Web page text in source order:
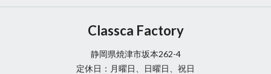
Classca Factory
静岡県焼津市坂本262-4
定休日：月曜日、日曜日、祝日